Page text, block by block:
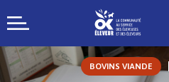
BOVINS VIANDE